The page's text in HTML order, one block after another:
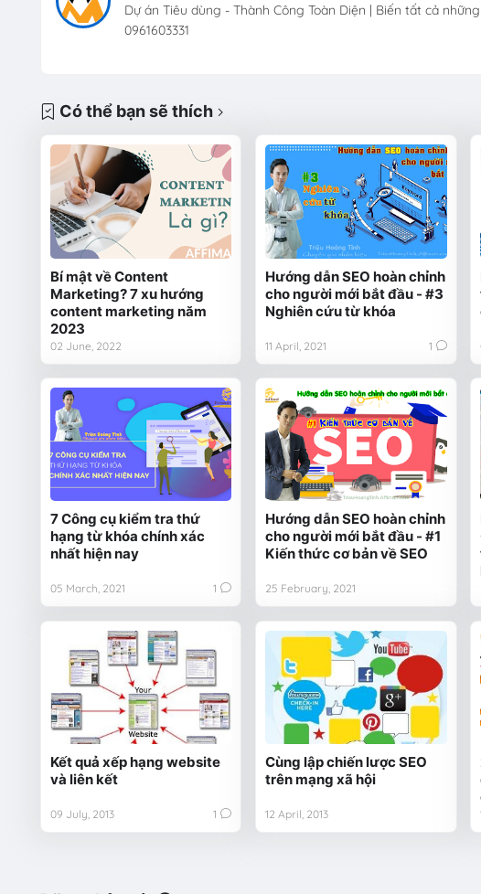
Dự án Tiêu dùng - Thành Công Toàn Diện | Biến tất cả
0961603331
Có thể bạn sẽ thích
Bí mật về Content
Marketing? 7 xu hướng
content marketing năm
2023
02 June, 2022
Hướng dẫn SEO hoàn chỉnh
cho người mới bắt đầu - #3
Nghiên cứu từ khóa
11 April, 2021 1
7 Công cụ kiểm tra thứ
hạng từ khóa chính xác
nhất hiện nay
05 March, 2021 1
Hướng dẫn SEO hoàn chỉnh
cho người mới bắt đầu - #1
Kiến thức cơ bản về SEO
25 February, 2021
Kết quả xếp hạng website
và liên kết
09 July, 2013 1
Cùng lập chiến lược SEO
trên mạng xã hội
12 April, 2013